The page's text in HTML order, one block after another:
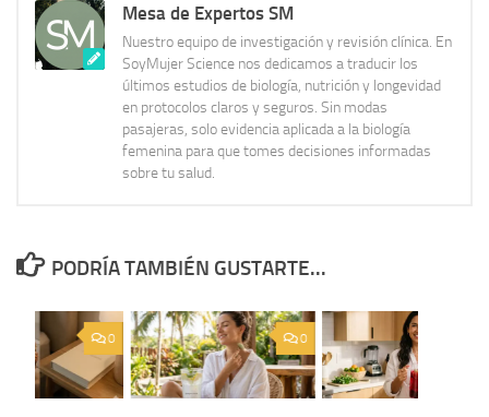
Mesa de Expertos SM
Nuestro equipo de investigación y revisión clínica. En
SoyMujer Science nos dedicamos a traducir los
últimos estudios de biología, nutrición y longevidad
en protocolos claros y seguros. Sin modas
pasajeras, solo evidencia aplicada a la biología
femenina para que tomes decisiones informadas
sobre tu salud.
PODRÍA TAMBIÉN GUSTARTE...
0
0